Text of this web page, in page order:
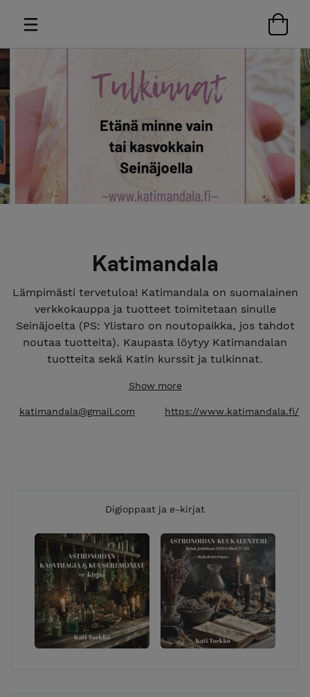
Katimandala
Lämpimästi tervetuloa! Katimandala on suomalainen
verkkokauppa ja tuotteet toimitetaan sinulle
Seinäjoelta (PS: Ylistaro on noutopaikka, jos tahdot
noutaa tuotteita). Kaupasta löytyy Katimandalan
tuotteita sekä Katin kurssit ja tulkinnat.
Visa- ja Mastercard-luottokortit.
Toimitusvaihtoehdot: pääasiassa postitse, mutta
Show more
katimandala@gmail.com https://www.katimandala.fi/
Digioppaat ja e-kirjat